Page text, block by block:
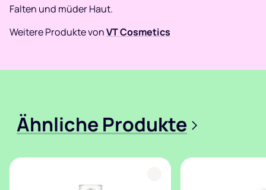
Falten und müder Haut.
Weitere Produkte vonVT Cosmetics
Ähnliche Produkte >